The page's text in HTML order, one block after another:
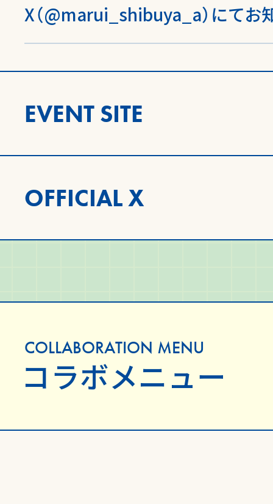
X（@marui_shibuya_a）にてお
EVENT SITE
OFFICIAL X
COLLABORATION MENU
コラボメニュー